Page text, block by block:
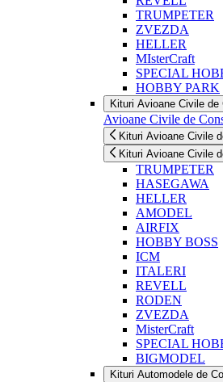
TRUMPETER
ZVEZDA
HELLER
MIsterCraft
SPECIAL
HOBBY PARK
Kituri Avioane Civile de
Avioane Civile de
Kituri Avioane Civile
Kituri Avioane Civile
TRUMPETER
HASEGAWA
HELLER
AMODEL
AIRFIX
HOBBY BOSS
ICM
ITALERI
REVELL
RODEN
ZVEZDA
MisterCraft
SPECIAL
BIGMODEL
Kituri Automodele de